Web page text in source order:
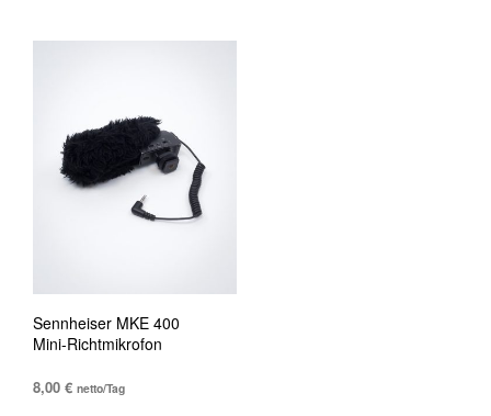
Sennheiser MKE 400
Mini-Richtmikrofon
8,00 € netto/Tag